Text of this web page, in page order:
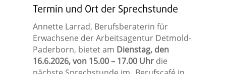
Termin und Ort der Sprechstunde
Annette Larrad, Berufsberaterin für
Erwachsene der Arbeitsagentur Detmold-
Paderborn, bietet am Dienstag, den
16.6.2026, von 15.00 – 17.00 Uhrdie